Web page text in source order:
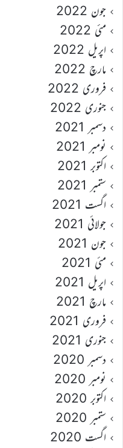
جون 2022
مئی 2022
اپریل 2022
مارچ 2022
فروری 2022
جنوری 2022
دسمبر 2021
نومبر 2021
اکتوبر 2021
ستمبر 2021
اگست 2021
جولائی 2021
جون 2021
مئی 2021
اپریل 2021
مارچ 2021
فروری 2021
جنوری 2021
دسمبر 2020
نومبر 2020
اکتوبر 2020
ستمبر 2020
اگست 2020